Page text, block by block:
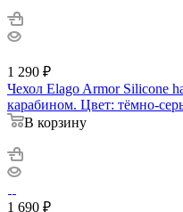
1 290 ₽
Чехол Elago Armor Silicone
карабином. Цвет: тёмно-
В корзину
1 690 ₽